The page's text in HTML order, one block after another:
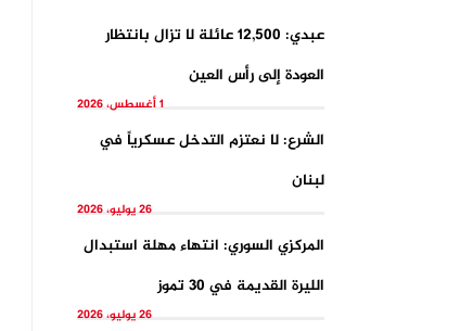
عبدي: 12,500 عائلة لا تزال بانتظار
العودة إلى رأس العين
1 أغسطس، 2026
الشرع: لا نعتزم التدخل عسكرياً في
لبنان
26 يوليو، 2026
المركزي السوري: انتهاء مهلة استبدال
الليرة القديمة في 30 تموز
26 يوليو، 2026